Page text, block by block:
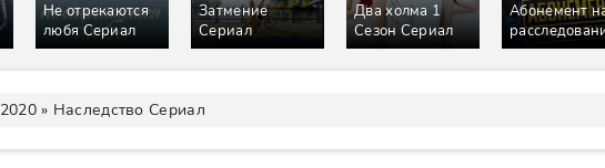
Не отрекаются
любя Сериал
Затмение
Сериал
Два холма 1
Сезон Сериал
Абонемент
6 Сезон
с того света
2020» Наследство Сериал